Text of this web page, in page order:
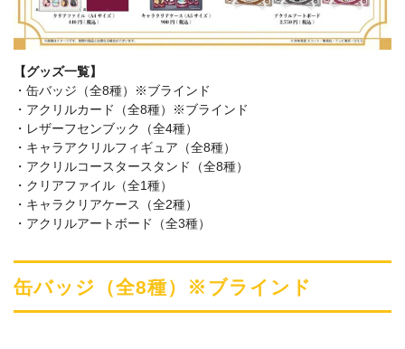
【グッズ一覧】
・缶バッジ（全8種）※ブラインド
・アクリルカード（全8種）※ブラインド
・レザーフセンブック（全4種）
・キャラアクリルフィギュア（全8種）
・アクリルコースタースタンド（全8種）
・クリアファイル（全1種）
・キャラクリアケース（全2種）
・アクリルアートボード（全3種）
缶バッジ（全8種）※ブラインド